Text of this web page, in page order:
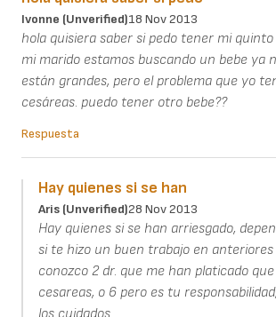
Ivonne (unverified)18 Nov 2013
hola quisiera saber si pedo tener mi
mi marido estamos buscando un bebe ya
están grandes, pero el problema que yo
cesáreas. puedo tener otro bebe??
Respuesta
Hay quienes si se han
Aris (unverified)28 Nov 2013
Hay quienes si se han arriesgado,
si te hizo un buen trabajo en anteriores
conozco 2 dr. que me han platicado
cesareas, o 6 pero es tu